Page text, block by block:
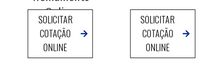
Online
SOLICITAR
COTAÇÃO
ONLINE
SOLICITAR
COTAÇÃO
ONLINE